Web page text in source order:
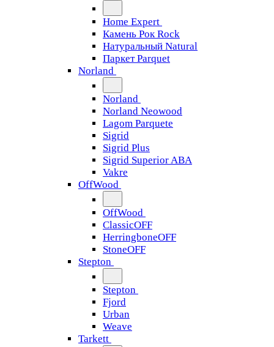
Home Expert
Камень Рок Rock
Натуральный Natural
Паркет Parquet
Norland
Norland
Norland Neowood
Lagom Parquete
Sigrid
Sigrid Plus
Sigrid Superior ABA
Vakre
OffWood
OffWood
ClassicOFF
HerringboneOFF
StoneOFF
Stepton
Stepton
Fjord
Urban
Weave
Tarkett